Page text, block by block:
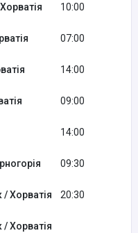
10:00
07:00
14:00
09:00
14:00
09:30
Хорватія 20:30
Хорватія